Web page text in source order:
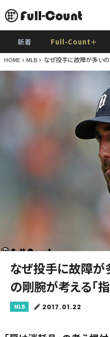
新着 Full-Count＋
HOME MLB なぜ投手に故障が多い
なぜ投手に故障
の剛腕が考える「
MLB 2017.01.22